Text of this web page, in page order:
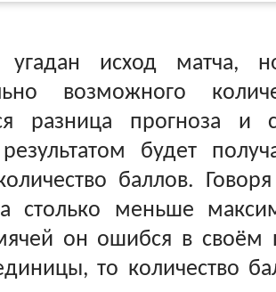
исход матча,
возможного
разница прогноза и
будет
баллов.
столько меньше
он ошибся в своём
то количество